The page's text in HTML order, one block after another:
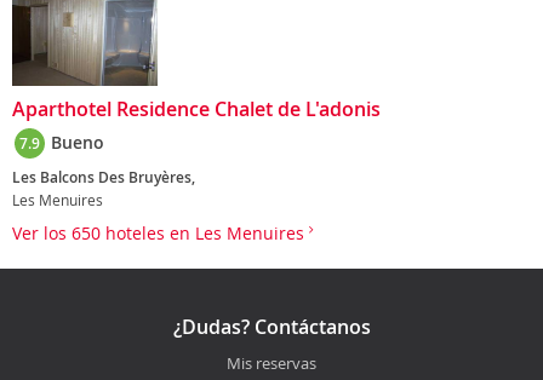
Aparthotel Residence Chalet de L'adonis
7.9 Bueno
Les Balcons Des Bruyères,
Les Menuires
Ver los 650 hoteles en Les Menuires
¿Dudas? Contáctanos
Mis reservas